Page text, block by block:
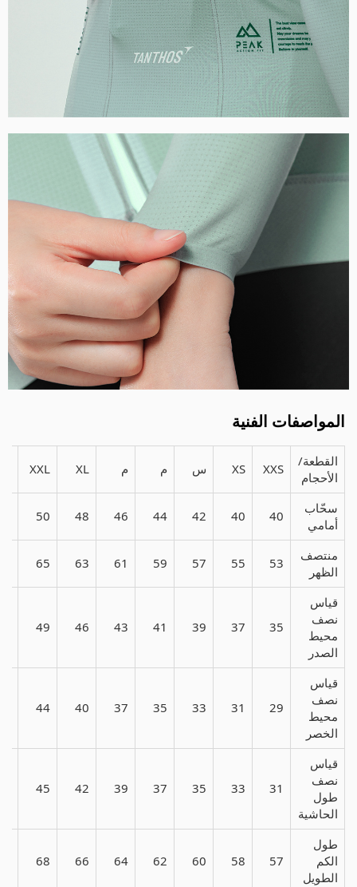
المواصفات الفنية
القطعة/
الأحجام
XXS
XS س م م XL
XXL
سحّاب
أمامي
40
40
42
44
46
48
50
منتصف
الظهر
53
55
57
59
61
63
65
قياس
نصف
محيط
الصدر
35
37
39
41
43
46
49
قياس
نصف
محيط
الخصر
29
31
33
35
37
40
44
قياس
نصف
طول
الحاشية
31
33
35
37
39
42
45
طول
الكم
الطويل
57
58
60
62
64
66
68